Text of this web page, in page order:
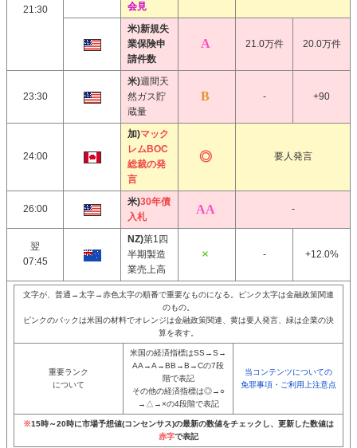
21:30
会見
米)新規失
業保険申
請件数
21.0万件 20.0万件
23:30
米)週間天
然ガス貯
蔵量
- +90
24:00
加)マック
レムBOC
総裁の発
言
要人発言
26:00
米)30年債
入札
-
翌
07:45
NZ)第1四
半期製造
業売上高
- +12.0%
文字が、普通→太字→赤色太字の順番で重要なものになる。ピンク太字は金融政策関連
のもの。
ピンクのバックは米国の材料でオレンジは金融政策関連、黄は要人発言、緑は企業の決
算を表す。
重要ランク
について
米国の経済指標はSS→S→
AA→A→BB→B→Cの7段
階で表記
その他の経済指標は◎→○
→△→×の4段階で表記
当コンテンツについての
免罪事項・ご利用上注意点
※15時～20時に市場予想値(コンセンサス)の最新の数値をチェックし、更新した数値は
赤字で表記